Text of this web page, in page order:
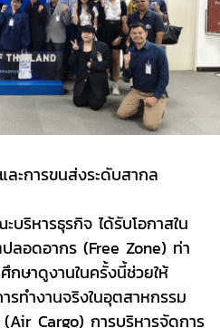
ะการขนส่งระดับสากล
ริหารธุรกิจ ได้รับโอกาสใน
ลอดอากร (Free Zone) ท่า
ษาดูงานในครั้งนี้ช่วยให้
รทำงานจริงในอุตสาหกรรม
Cargo) การบริหารจัดการ